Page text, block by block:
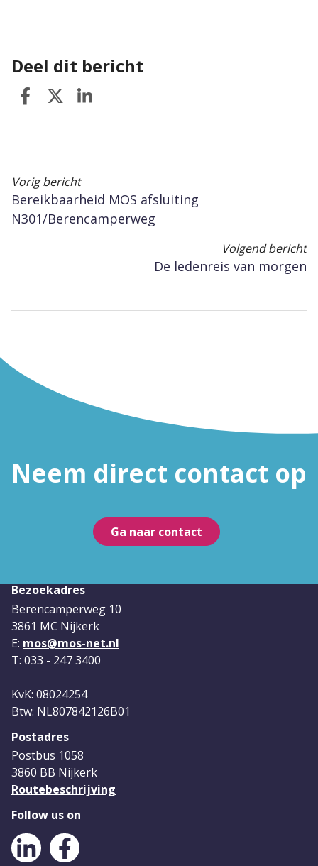
Deel dit bericht
Vorig bericht
Bereikbaarheid MOS afsluiting
N301/Berencamperweg
Volgend bericht
De ledenreis van morgen
Neem direct contact op
Ga naar contact
Bezoekadres
Berencamperweg 10
3861 MC Nijkerk
E: mos@mos-net.nl
T: 033 - 247 3400
KvK: 08024254
Btw: NL807842126B01
Postadres
Postbus 1058
3860 BB Nijkerk
Routebeschrijving
Follow us on
LinkedIn